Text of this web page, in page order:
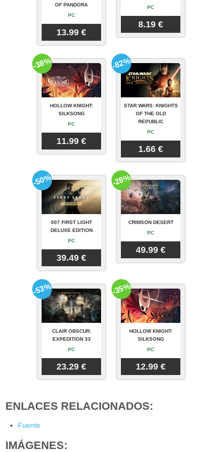
OF PANDORA
PC
13.99 €
PC
8.19 €
HOLLOW KNIGHT:
SILKSONG
PC
11.99 €
-38%
STAR WARS: KNIGHTS
OF THE OLD
REPUBLIC
PC
1.66 €
-82%
007 FIRST LIGHT
DELUXE EDITION
PC
39.49 €
-50%
CRIMSON DESERT
PC
49.99 €
-28%
CLAIR OBSCUR:
EXPEDITION 33
PC
23.29 €
-53%
HOLLOW KNIGHT:
SILKSONG
PC
12.99 €
-35%
ENLACES RELACIONADOS:
Fuente
IMÁGENES: